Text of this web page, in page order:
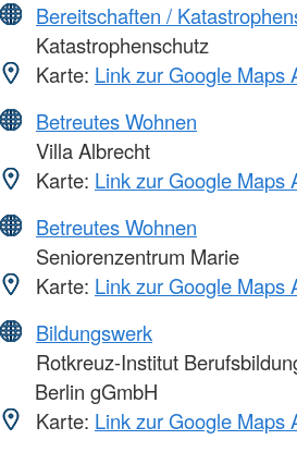
Bereitschaften /
Katastrophenschutz
Karte: Link zur Google Maps
Betreutes Wohnen
Villa Albrecht
Karte: Link zur Google Maps
Betreutes Wohnen
Seniorenzentrum Marie
Karte: Link zur Google Maps
Bildungswerk
Rotkreuz-Institut
Berlin gGmbH
Karte: Link zur Google Maps